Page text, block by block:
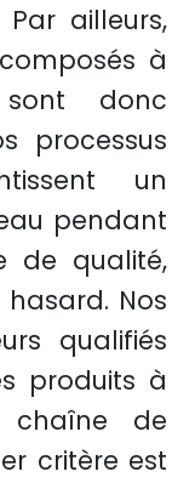
ailleurs,
à
donc
processus
un
pendant
de qualité,
Nos
qualifiés
produits à
de
critère est